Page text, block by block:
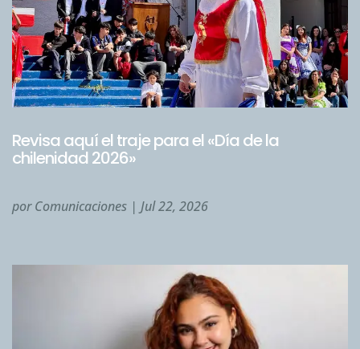
Revisa aquí el traje para el «Día de la
chilenidad 2026»
porComunicaciones | Jul 22, 2026